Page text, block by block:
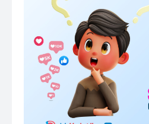
தேர்தலுக்கு
அனுர: சஜித்
35 minutes ago
ஜனாதிபதி
45 minutes ago